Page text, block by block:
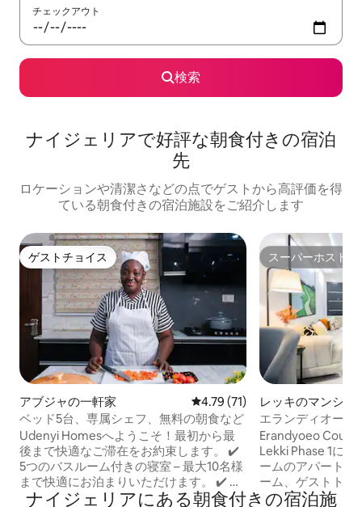
チェックアウト
検索
ナイジェリアで好評な朝食付きの宿泊
先
ロケーションや清潔さなどの点でゲストから高評価を得
ている朝食付きの宿泊施設をご紹介します
ゲストチョイス
ゲストチョイス
アブジャの一軒家 レビュー71件、5つ星中4.79つ
4.79 (71)
ベッド5台、専属シェフ、無料の朝食など
Udenyi Homesへようこそ！最初から最
後まで快適なご滞在をお約束します。 ✔️
5つのバスルーム付きの寝室 – 最大10名様
まで快適にお泊まりいただけます。 ✔️ 無
料の食事 – 感謝の気持ちとして無料の食
スーパーホスト
スーパーホスト
レッキのマンショ
エランディオーエ
キフェーズ1の2ベ
Erandyoeo Court
Lekki Phase 1に
ームのアパートです。 •2つの専
ーム、ゲストトイ
クスできる屋上テ
ナイジェリアにある朝食付きの宿泊施